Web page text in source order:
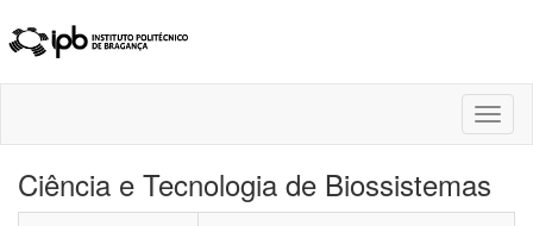
Ciência e Tecnologia de Biossistemas